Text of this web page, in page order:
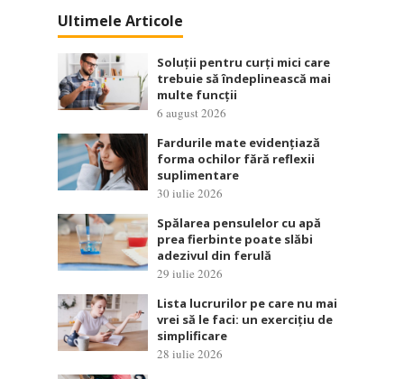
Ultimele Articole
Soluții pentru curți mici care
trebuie să îndeplinească mai
multe funcții
6 august 2026
Fardurile mate evidențiază
forma ochilor fără reflexii
suplimentare
30 iulie 2026
Spălarea pensulelor cu apă
prea fierbinte poate slăbi
adezivul din ferulă
29 iulie 2026
Lista lucrurilor pe care nu mai
vrei să le faci: un exercițiu de
simplificare
28 iulie 2026